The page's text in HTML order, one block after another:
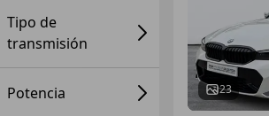
Tipo de
transmisión
Potencia 23